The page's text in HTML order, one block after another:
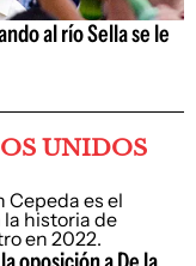
al río Sella se le
UNIDOS